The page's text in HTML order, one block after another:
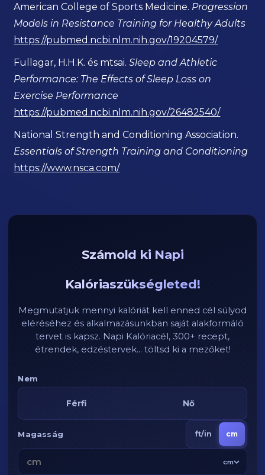
American College of Sports Medicine. Progression
Models in Resistance Training for Healthy Adults
https://pubmed.ncbi.nlm.nih.gov/19204579/
Fullagar, H.H.K. és mtsai.Sleep and Athletic
Performance: The Effects of Sleep Loss on
Exercise Performance
https://pubmed.ncbi.nlm.nih.gov/26482540/
National Strength and Conditioning Association.
Essentials of Strength Training and Conditioning
https://www.nsca.com/
Számold ki Napi
Kalóriaszükségleted!
Megmutatjuk mennyi kalóriát kell enned cél súlyod
eléréséhez és alkalmazásunkban saját alakformáló
tervet is kapsz. Napi Kalóriacél, 300+ recept,
étrendek, edzéstervek... töltsd ki a mezőket!
Nem
Férfi Nő
Magasság ft/in cm
cm